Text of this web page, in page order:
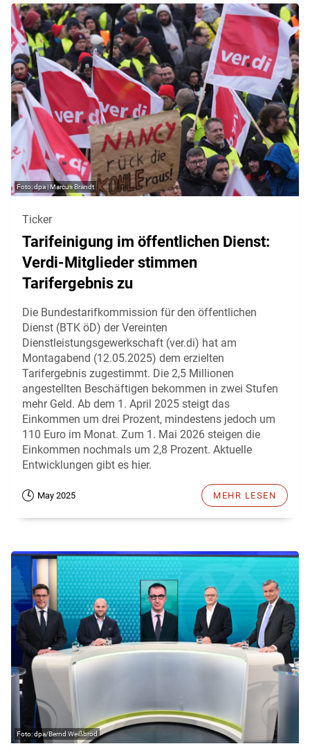
dpa | Marcus Brandt
Ticker
Tarifeinigung im öffentlichen Dienst:
Verdi-Mitglieder stimmen
Tarifergebnis zu
Die Bundestarifkommission für den öffentlichen
Dienst (BTK öD) der Vereinten
Dienstleistungsgewerkschaft (ver.di) hat am
Montagabend (12.05.2025) dem erzielten
Tarifergebnis zugestimmt. Die 2,5 Millionen
angestellten Beschäftigen bekommen in zwei Stufen
mehr Geld. Ab dem 1. April 2025 steigt das
Einkommen um drei Prozent, mindestens jedoch um
110 Euro im Monat. Zum 1. Mai 2026 steigen die
Einkommen nochmals um 2,8 Prozent. Aktuelle
Entwicklungen gibt es hier.
May 2025 MEHR LESEN
dpa/Bernd Weißbrod